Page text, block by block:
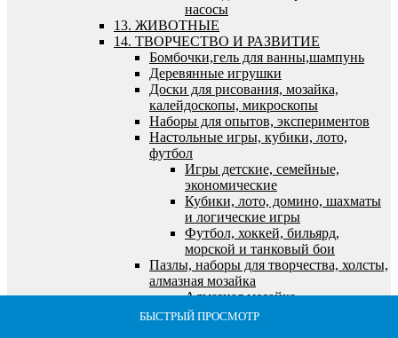
БЫСТРЫЙ ПРОСМОТР
БЫСТРЫЙ ПРОСМОТР
БЫСТРЫЙ ПРОСМОТР
БЫСТРЫЙ ПРОСМОТР
БЫСТРЫЙ ПРОСМОТР
насосы
13. ЖИВОТНЫЕ
14. ТВОРЧЕСТВО И РАЗВИТИЕ
Бомбочки,гель для ванны,шампунь
Деревянные игрушки
Доски для рисования, мозайка,
калейдоскопы, микроскопы
Наборы для опытов, экспериментов
Настольные игры, кубики, лото,
футбол
Игры детские, семейные,
экономические
Кубики, лото, домино, шахматы
и логические игры
Футбол, хоккей, бильярд,
морской и танковый бои
Пазлы, наборы для творчества, холсты,
алмазная мозайка
Алмазная мозайка
Все для лепки и моделирования